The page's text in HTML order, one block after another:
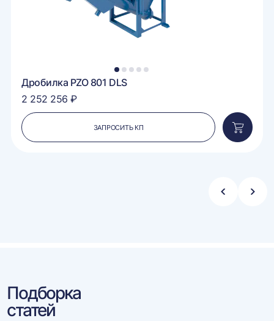
1 2 3 4 5
Дробилка PZO 801 DLS
2 252 256 ₽
ЗАПРОСИТЬ КП
в
Стрелка
Подборка
статей